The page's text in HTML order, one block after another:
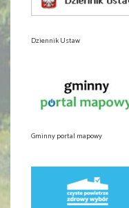
Dziennik Ustaw
Gminny portal mapowy